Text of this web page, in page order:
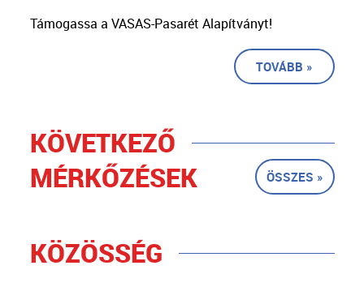
Támogassa a VASAS-Pasarét Alapítványt!
TOVÁBB »
KÖVETKEZŐ
MÉRKŐZÉSEK
ÖSSZES »
KÖZÖSSÉG